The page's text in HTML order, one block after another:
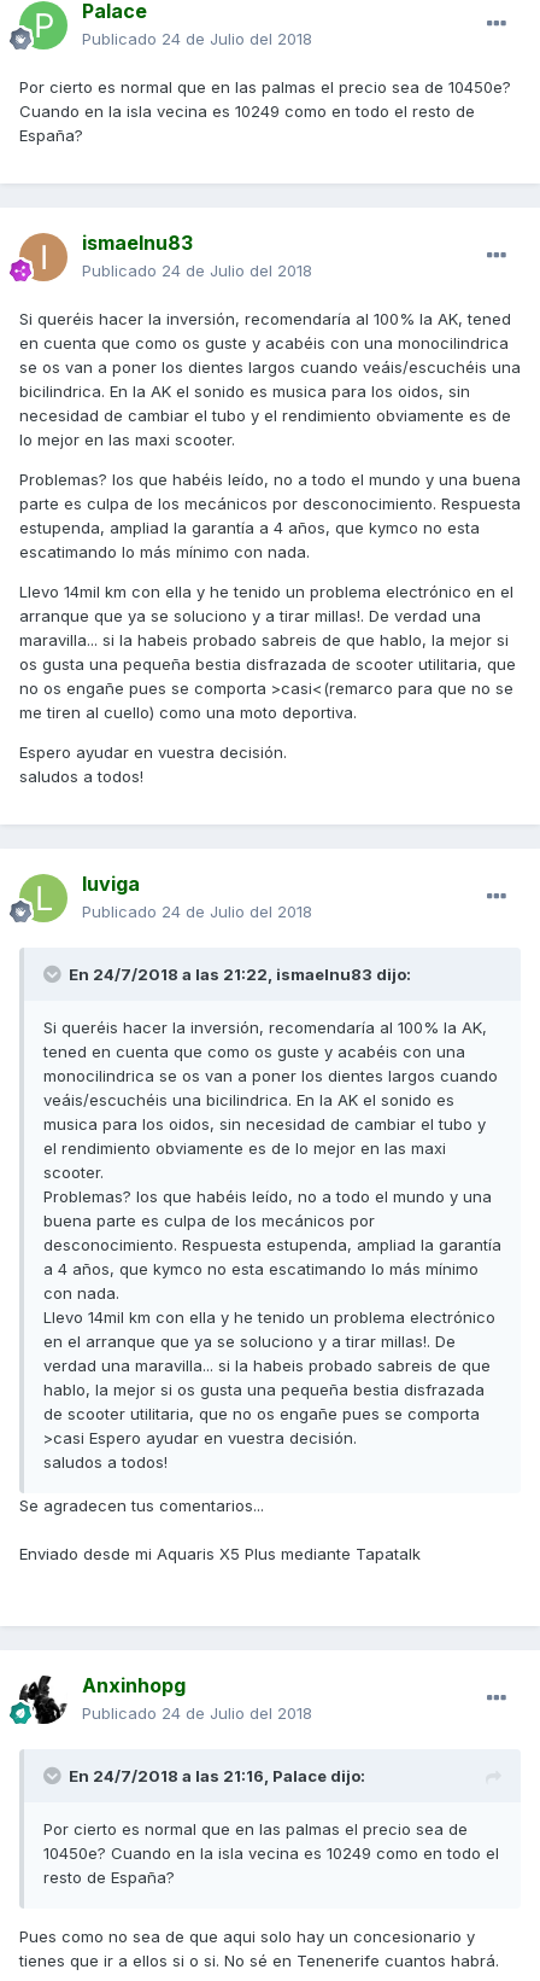
Palace
Publicado 24 de Julio del 2018
Por cierto es normal que en las palmas el precio sea de 10450e?
Cuando en la isla vecina es 10249 como en todo el resto de
España?
ismaelnu83
Publicado 24 de Julio del 2018
Si queréis hacer la inversión, recomendaría al 100% la AK, tened
en cuenta que como os guste y acabéis con una monocilindrica
se os van a poner los dientes largos cuando veáis/escuchéis una
bicilindrica. En la AK el sonido es musica para los oidos, sin
necesidad de cambiar el tubo y el rendimiento obviamente es de
lo mejor en las maxi scooter.
Problemas? los que habéis leído, no a todo el mundo y una buena
parte es culpa de los mecánicos por desconocimiento. Respuesta
estupenda, ampliad la garantía a 4 años, que kymco no esta
escatimando lo más mínimo con nada.
Llevo 14mil km con ella y he tenido un problema electrónico en el
arranque que ya se soluciono y a tirar millas!. De verdad una
maravilla... si la habeis probado sabreis de que hablo, la mejor si
os gusta una pequeña bestia disfrazada de scooter utilitaria, que
no os engañe pues se comporta >casi<(remarco para que no se
me tiren al cuello) como una moto deportiva.
Espero ayudar en vuestra decisión.
saludos a todos!
luviga
Publicado 24 de Julio del 2018
En 24/7/2018 a las 21:22, ismaelnu83 dijo:
Si queréis hacer la inversión, recomendaría al 100% la AK,
tened en cuenta que como os guste y acabéis con una
monocilindrica se os van a poner los dientes largos cuando
veáis/escuchéis una bicilindrica. En la AK el sonido es
musica para los oidos, sin necesidad de cambiar el tubo y
el rendimiento obviamente es de lo mejor en las maxi
scooter.
Problemas? los que habéis leído, no a todo el mundo y una
buena parte es culpa de los mecánicos por
desconocimiento. Respuesta estupenda, ampliad la garantía
a 4 años, que kymco no esta escatimando lo más mínimo
con nada.
Llevo 14mil km con ella y he tenido un problema electrónico
en el arranque que ya se soluciono y a tirar millas!. De
verdad una maravilla... si la habeis probado sabreis de que
hablo, la mejor si os gusta una pequeña bestia disfrazada
de scooter utilitaria, que no os engañe pues se comporta
>casi Espero ayudar en vuestra decisión.
saludos a todos!
Se agradecen tus comentarios...
Enviado desde mi Aquaris X5 Plus mediante Tapatalk
Anxinhopg
Publicado 24 de Julio del 2018
En 24/7/2018 a las 21:16, Palace dijo:
Por cierto es normal que en las palmas el precio sea de
10450e? Cuando en la isla vecina es 10249 como en todo el
resto de España?
Pues como no sea de que aqui solo hay un concesionario y
tienes que ir a ellos si o si. No sé en Tenenerife cuantos habrá.